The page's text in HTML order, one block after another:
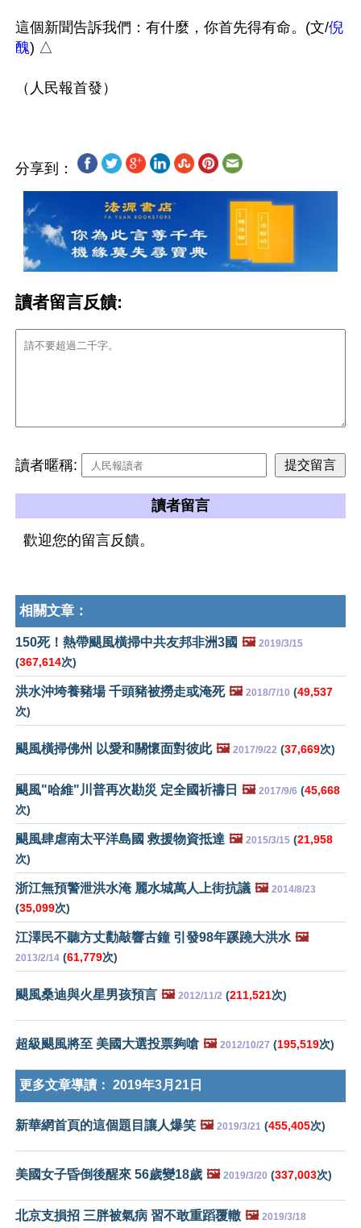
這個新聞告訴我們：有什麼，你首先得有命。(文/倪
醜) △
分享到：
讀者留言反饋:
讀者暱稱:
讀者留言
歡迎您的留言反饋。
相關文章：
150死！熱帶颶風橫掃中共友邦非洲3國 🖼️ 2019/3/15
(367,614次)
洪水沖垮養豬場 千頭豬被撈走或淹死 🖼️ 2018/7/10 (49,537
次)
颶風橫掃佛州 以愛和關懷面對彼此 🖼️ 2017/9/22 (37,669次)
颶風"哈維"川普再次勘災 定全國祈禱日 🖼️ 2017/9/6 (45,668
次)
颶風肆虐南太平洋島國 救援物資抵達 🖼️ 2015/3/15 (21,958
次)
浙江無預警泄洪水淹 麗水城萬人上街抗議 🖼️ 2014/8/23
(35,099次)
江澤民不聽方丈勸敲響古鐘 引發98年蹊蹺大洪水 🖼️
2013/2/14 (61,779次)
颶風桑迪與火星男孩預言 🖼️ 2012/11/2 (211,521次)
超級颶風將至 美國大選投票夠嗆 🖼️ 2012/10/27 (195,519次)
更多文章導讀： 2019年3月21日
新華網首頁的這個題目讓人爆笑 🖼️ 2019/3/21 (455,405次)
美國女子昏倒後醒來 56歲變18歲 🖼️ 2019/3/20 (337,003次)
北京支損招 三胖被氣病 習不敢重蹈覆轍 🖼️ 2019/3/18